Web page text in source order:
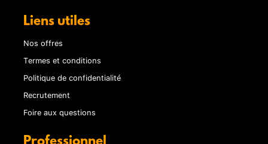
Liens utiles
Nos offres
Termes et conditions
Politique de confidentialité
Recrutement
Foire aux questions